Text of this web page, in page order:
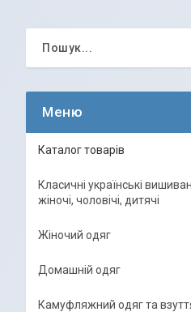
Каталог товарів
Класичні українські
жіночі, чоловічі, дитячі
Жіночий одяг
Домашній одяг
Камуфляжний одяг та